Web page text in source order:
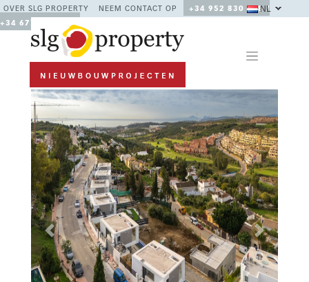
OVER SLG PROPERTY NEEM CONTACT OP
+34 952 830 378 /
+34 677 670 480
NL
Previous Next